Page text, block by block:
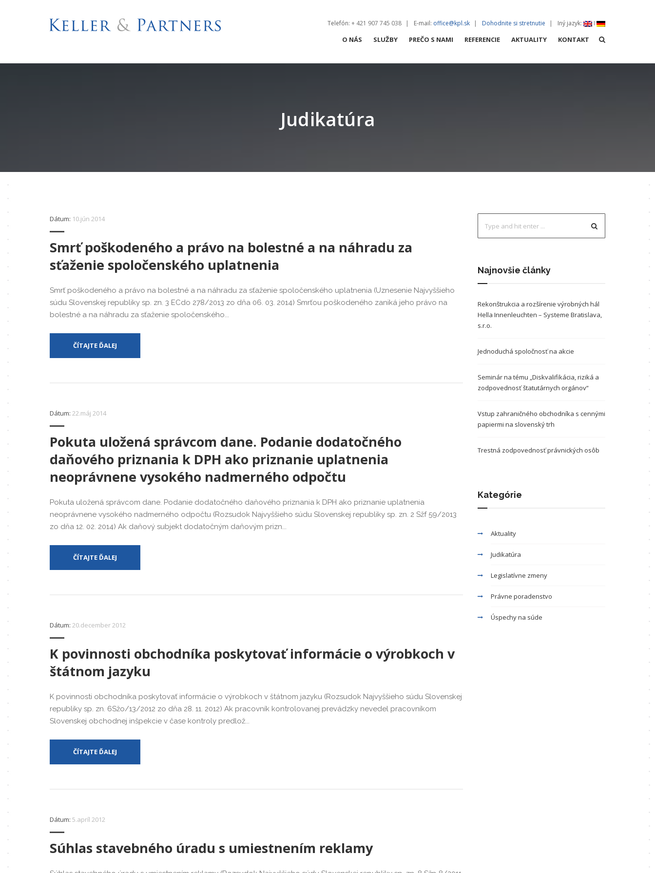
Telefón: + 421 907 745 038 E-mail: office@kpl.sk Dohodnite si stretnutie Iný jazyk: I
O NÁS SLUŽBY
VEREJNÉ OBSTARÁVANIE
OBČIANSKE PRÁVO
PREČO S NAMI REFERENCIE AKTUALITY KONTAKT
Judikatúra
Dátum: 10.jún 2014
Smrť poškodeného a právo na bolestné a na náhradu za
sťaženie spoločenského uplatnenia
Smrť poškodeného a právo na bolestné a na náhradu za sťaženie spoločenského uplatnenia (Uznesenie Najvyššieho
súdu Slovenskej republiky sp. zn. 3 ECdo 278/2013 zo dňa 06. 03. 2014) Smrťou poškodeného zaniká jeho právo na
bolestné a na náhradu za sťaženie spoločenského...
ČÍTAJTE ĎALEJ
Dátum: 22.máj 2014
Pokuta uložená správcom dane. Podanie dodatočného
daňového priznania k DPH ako priznanie uplatnenia
neoprávnene vysokého nadmerného odpočtu
Pokuta uložená správcom dane. Podanie dodatočného daňového priznania k DPH ako priznanie uplatnenia
neoprávnene vysokého nadmerného odpočtu (Rozsudok Najvyššieho súdu Slovenskej republiky sp. zn. 2 Sžf 59/2013
zo dňa 12. 02. 2014) Ak daňový subjekt dodatočným daňovým prizn...
ČÍTAJTE ĎALEJ
Dátum: 20.december 2012
K povinnosti obchodníka poskytovať informácie o výrobkoch v
štátnom jazyku
K povinnosti obchodníka poskytovať informácie o výrobkoch v štátnom jazyku (Rozsudok Najvyššieho súdu Slovenskej
republiky sp. zn. 6Sžo/13/2012 zo dňa 28. 11. 2012) Ak pracovník kontrolovanej prevádzky nevedel pracovníkom
Slovenskej obchodnej inšpekcie v čase kontroly predlož...
ČÍTAJTE ĎALEJ
Dátum: 5.apríl 2012
Súhlas stavebného úradu s umiestnením reklamy
Najnovšie články
Rekonštrukcia a rozšírenie výrobných hál
Hella Innenleuchten – Systeme Bratislava,
s.r.o.
Jednoduchá spoločnosť na akcie
Seminár na tému „Diskvalifikácia, riziká a
zodpovednosť štatutárnych orgánov“
Vstup zahraničného obchodníka s cennými
papiermi na slovenský trh
Trestná zodpovednosť právnických osôb
Kategórie
Aktuality
Judikatúra
Legislatívne zmeny
Právne poradenstvo
Úspechy na súde